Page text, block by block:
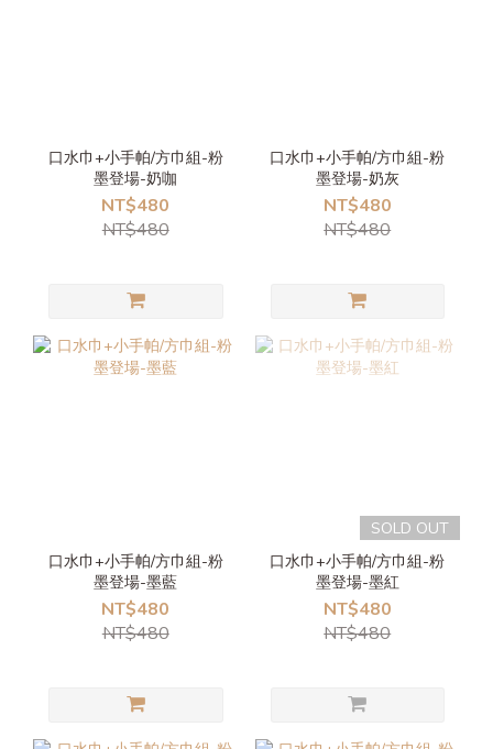
口水巾+小手帕/方巾組-粉
墨登場-奶咖
NT$480
NT$480
口水巾+小手帕/方巾組-粉
墨登場-奶灰
NT$480
NT$480
口水巾+小手帕/方巾組-粉
墨登場-墨藍
NT$480
NT$480
SOLD OUT
口水巾+小手帕/方巾組-粉
墨登場-墨紅
NT$480
NT$480